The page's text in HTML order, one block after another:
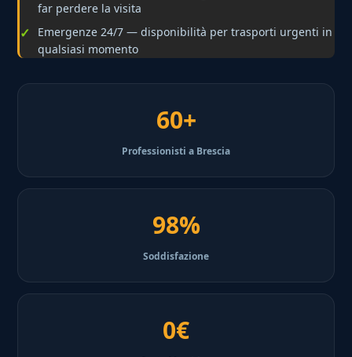
far perdere la visita
Emergenze 24/7 — disponibilità per trasporti urgenti in
qualsiasi momento
60+
Professionisti a Brescia
98%
Soddisfazione
0€